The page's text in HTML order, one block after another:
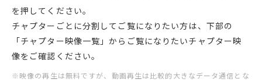
を押してください。
チャプターごとに分割してご覧になりたい方は、下部の
「チャプター映像一覧」からご覧になりたいチャプター映
像をご確認ください。
※映像の再生は無料ですが、動画再生は比較的大きなデータ通信とな